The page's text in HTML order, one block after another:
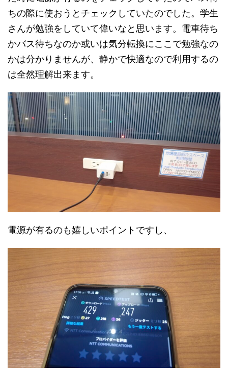
ちの際に使おうとチェックしていたのでした。学生
さんが勉強をしていて偉いなと思います。電車待ち
かバス待ちなのか或いは気分転換にここで勉強なの
かは分かりませんが、静かで快適なので利用するの
は全然理解出来ます。
電源が有るのも嬉しいポイントですし、